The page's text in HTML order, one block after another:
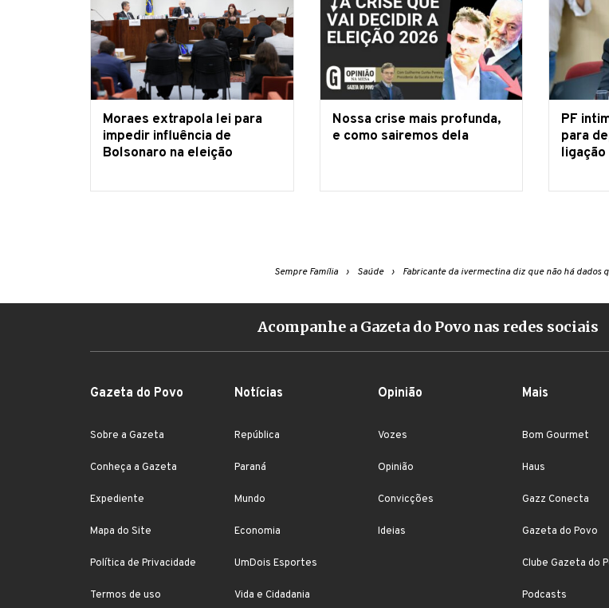
Moraes extrapola lei para
impedir influência de
Bolsonaro na eleição
Nossa crise mais profunda,
e como sairemos dela
PF
para
Sempre Família Saúde Fabricante da ivermectina diz que não há dados
Acompanhe a Gazeta do Povo nas redes sociais
Gazeta do Povo
Sobre a Gazeta
Conheça a Gazeta
Expediente
Mapa do Site
Política de Privacidade
Termos de uso
Notícias
República
Paraná
Mundo
Economia
UmDois Esportes
Vida e Cidadania
Opinião
Vozes
Opinião
Convicções
Ideias
Mais
Bom Gourmet
Haus
Gazz Conecta
Gazeta do Povo
Clube Gazeta do
Podcasts